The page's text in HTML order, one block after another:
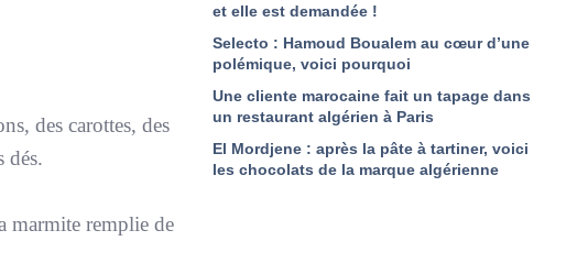
des carottes, des
dés.
marmite remplie de
et elle est demandée !
Selecto : Hamoud Boualem au cœur d’une
polémique, voici pourquoi
Une cliente marocaine fait un tapage dans
un restaurant algérien à Paris
El Mordjene : après la pâte à tartiner, voici
les chocolats de la marque algérienne